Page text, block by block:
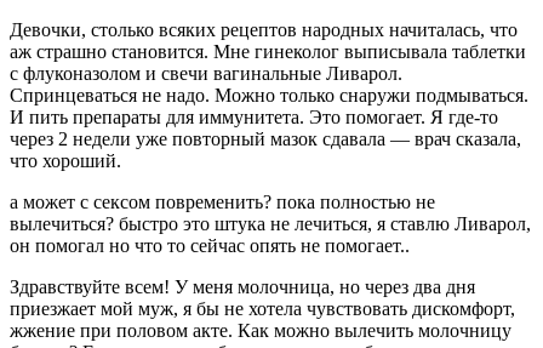
Девочки, столько всяких рецептов народных начиталась, что
аж страшно становится. Мне гинеколог выписывала таблетки
с флуконазолом и свечи вагинальные Ливарол.
Спринцеваться не надо. Можно только снаружи подмываться.
И пить препараты для иммунитета. Это помогает. Я где-то
через 2 недели уже повторный мазок сдавала — врач сказала,
что хороший.
а может с сексом повременить? пока полностью не
вылечиться? быстро это штука не лечиться, я ставлю Ливарол,
он помогал но что то сейчас опять не помогает..
Здравствуйте всем! У меня молочница, но через два дня
приезжает мой муж, я бы не хотела чувствовать дискомфорт,
жжение при половом акте. Как можно вылечить молочницу